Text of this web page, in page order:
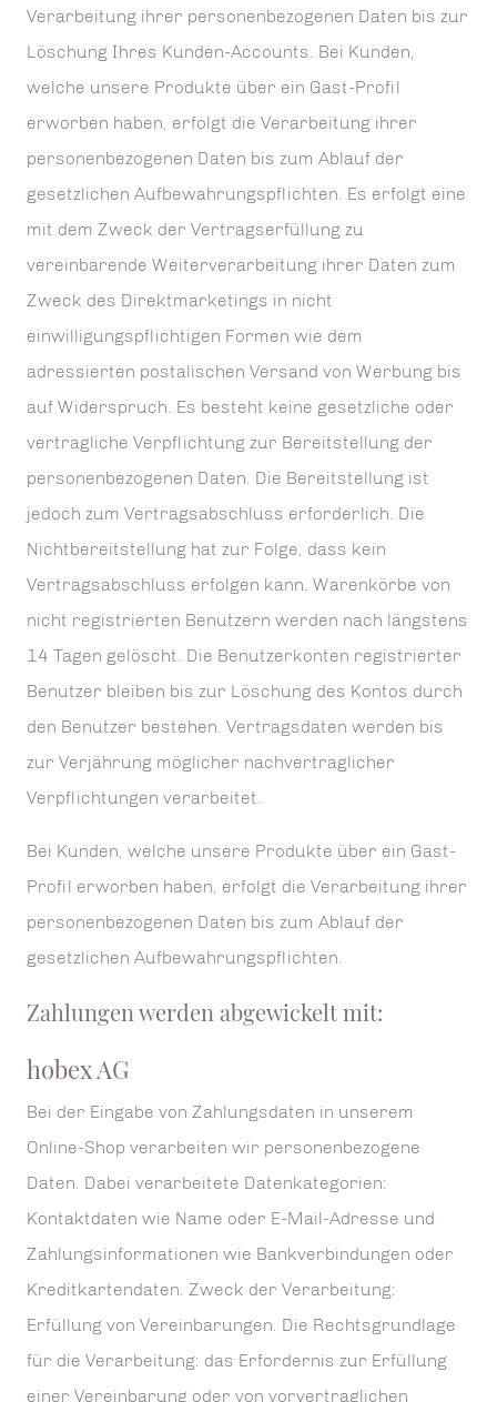
Verarbeitung ihrer personenbezogenen Daten bis zur
Löschung Ihres Kunden-Accounts. Bei Kunden,
welche unsere Produkte über ein Gast-Profil
erworben haben, erfolgt die Verarbeitung ihrer
personenbezogenen Daten bis zum Ablauf der
gesetzlichen Aufbewahrungspflichten. Es erfolgt eine
mit dem Zweck der Vertragserfüllung zu
vereinbarende Weiterverarbeitung ihrer Daten zum
Zweck des Direktmarketings in nicht
einwilligungspflichtigen Formen wie dem
adressierten postalischen Versand von Werbung bis
auf Widerspruch. Es besteht keine gesetzliche oder
vertragliche Verpflichtung zur Bereitstellung der
personenbezogenen Daten. Die Bereitstellung ist
jedoch zum Vertragsabschluss erforderlich. Die
Nichtbereitstellung hat zur Folge, dass kein
Vertragsabschluss erfolgen kann. Warenkörbe von
nicht registrierten Benutzern werden nach längstens
14 Tagen gelöscht. Die Benutzerkonten registrierter
Benutzer bleiben bis zur Löschung des Kontos durch
den Benutzer bestehen. Vertragsdaten werden bis
zur Verjährung möglicher nachvertraglicher
Verpflichtungen verarbeitet.
Bei Kunden, welche unsere Produkte über ein Gast-
Profil erworben haben, erfolgt die Verarbeitung ihrer
personenbezogenen Daten bis zum Ablauf der
gesetzlichen Aufbewahrungspflichten.
Zahlungen werden abgewickelt mit:
hobex AG
Bei der Eingabe von Zahlungsdaten in unserem
Online-Shop verarbeiten wir personenbezogene
Daten. Dabei verarbeitete Datenkategorien:
Kontaktdaten wie Name oder E-Mail-Adresse und
Zahlungsinformationen wie Bankverbindungen oder
Kreditkartendaten. Zweck der Verarbeitung:
Erfüllung von Vereinbarungen. Die Rechtsgrundlage
für die Verarbeitung: das Erfordernis zur Erfüllung
einer Vereinbarung oder von vorvertraglichen